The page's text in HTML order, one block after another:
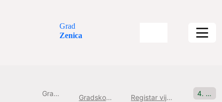
Grad
Zenica
Gradska uprava Gradsko Vijeće Grada Zenice Registar vijećničkih pitanja i inicijativa 4. Sjednica, 11.01.2021 Pitanje br: 4